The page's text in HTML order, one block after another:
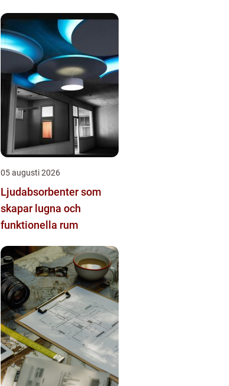
05 augusti 2026
Ljudabsorbenter som
skapar lugna och
funktionella rum